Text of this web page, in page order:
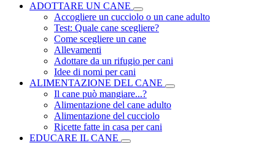
ADOTTARE UN CANE
Accogliere un cucciolo o un cane adulto
Test: Quale cane scegliere?
Come scegliere un cane
Allevamenti
Adottare da un rifugio per cani
Idee di nomi per cani
ALIMENTAZIONE DEL CANE
Il cane può mangiare...?
Alimentazione del cane adulto
Alimentazione del cucciolo
Ricette fatte in casa per cani
EDUCARE IL CANE